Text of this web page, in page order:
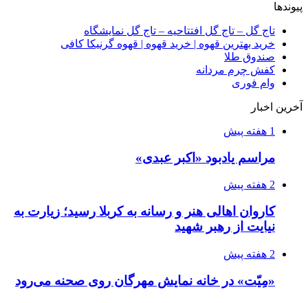
پیوندها
تاج گل – تاج گل افتتاحیه – تاج گل نمایشگاه
خرید بهترین قهوه | خرید قهوه | قهوه گرنیکا کافی
صندوق طلا
کفش چرم مردانه
وام فوری
آخرین اخبار
1 هفته پیش
مراسم یادبود «اکبر عبدی»
2 هفته پیش
کاروان اهالی هنر و رسانه به کربلا رسید؛ زیارت به
نیایت از رهبر شهید
2 هفته پیش
«مِیّت» در خانه نمایش مهرگان روی صحنه می‌رود